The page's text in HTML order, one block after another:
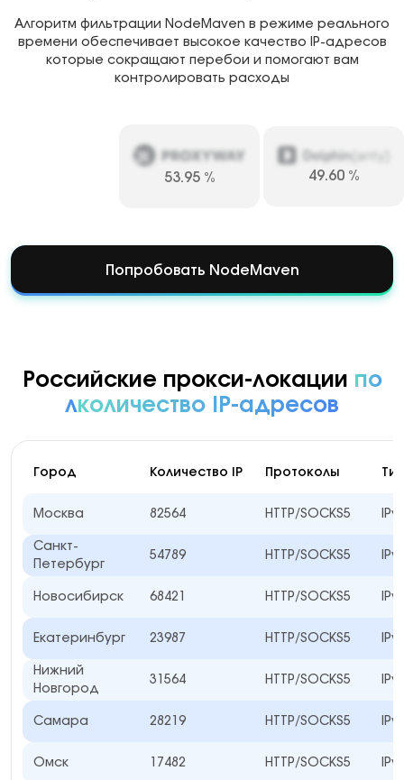
Алгоритм фильтрации NodeMaven в режиме реального
времени обеспечивает высокое качество IP-адресов
которые сокращают перебои и помогают вам
контролировать расходы
53.95 % 49.60 %
Попробовать NodeMaven
Российские прокси-локации по
лколичество IP-адресов
Город Количество IP Протоколы
Москва 82564 HTTP/SOCKS5
Санкт-
Петербург
54789 HTTP/SOCKS5
Новосибирск 68421 HTTP/SOCKS5
Екатеринбург 23987 HTTP/SOCKS5
Нижний
Новгород
31564 HTTP/SOCKS5
Самара 28219 HTTP/SOCKS5
Омск 17482 HTTP/SOCKS5